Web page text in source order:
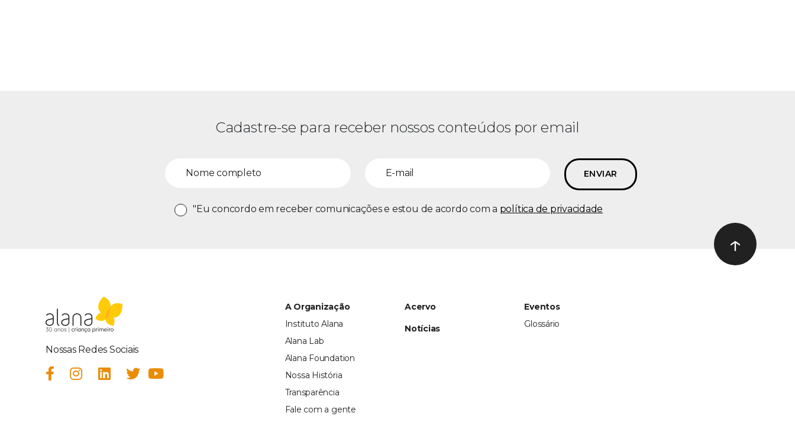
Cadastre-se para receber nossos conteúdos por email
"Eu concordo em receber comunicações e estou de acordo com a política de privacidade
Ir ao topo
↑
Nossas Redes Sociais
A Organização
Instituto Alana
Alana Lab
Alana Foundation
Nossa História
Transparência
Fale com a gente
Acervo
Notícias
Eventos
Glossário